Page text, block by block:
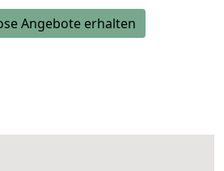
Angebote erhalten